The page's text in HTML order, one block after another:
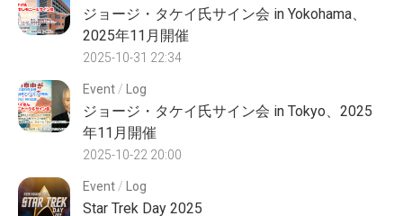
ジョージ・タケイ氏サイン会 in Yokohama、
2025年11月開催
2025-10-31 22:34
Event/ Log
ジョージ・タケイ氏サイン会 in Tokyo、2025
年11月開催
2025-10-22 20:00
Event/ Log
Star Trek Day 2025